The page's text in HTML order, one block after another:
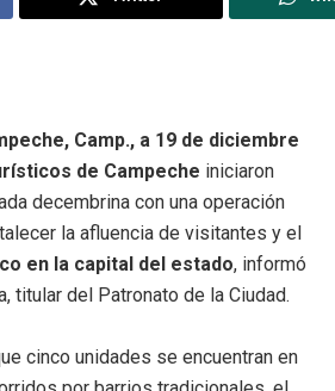
Camp., a 19 de diciembre
de Campeche iniciaron
decembrina con una operación
la afluencia de visitantes y el
en la capital del estado, informó
titular del Patronato de la Ciudad.
cinco unidades se encuentran en